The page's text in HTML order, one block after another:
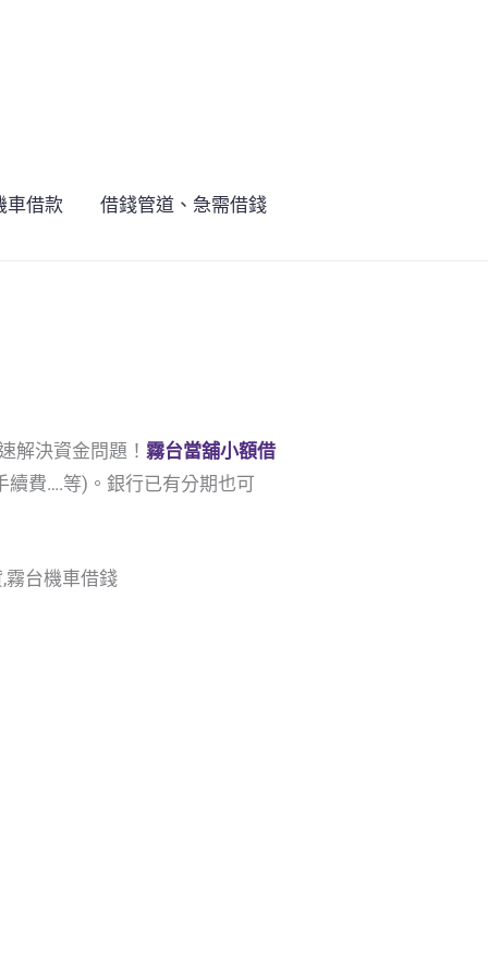
車借款 借錢管道、急需借錢
解決資金問題！ 霧台當舖小額借
續費….等)。銀行已有分期也可